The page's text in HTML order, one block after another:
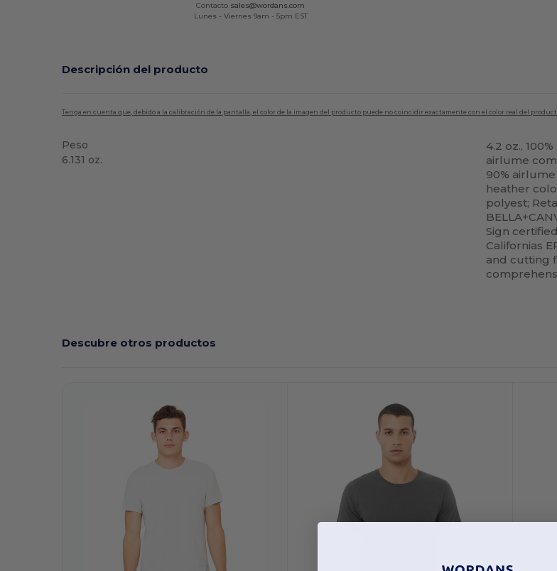
Contacto sales@wordans.com
Lunes - Viernes 9am - 5pm EST
Descripción del producto
Tenga en cuenta que, debido a la calibración de la pantalla, el color de la imagen del producto puede no coincidir exactamente con el color real del
Peso
6.131 oz.
4.2 oz.,
airlume
90%
heather
polyest;
Sign
Californias
and cutting
Descubre otros productos